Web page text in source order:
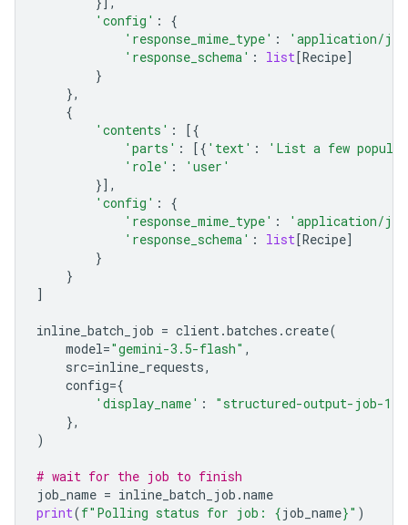
'config' :
{
'response_mime_type' :
'application/
'response_schema' : list[Recipe]
}
},
{
'contents' :
[{
'parts' : [{ 'text' :
'List a few
'role' :
'user'
}],
'config' :
{
'response_mime_type' :
'application/
'response_schema' : list[Recipe]
}
}
]
inline_batch_job = client.batches .create(
model="gemini-3.5-flash" ,
src=inline_requests,
config={
'display_name' :
"structured-output-job-1"
},
)
# wait for the job to finish
job_name = inline_batch_job .name
print(f"Polling status for job: {job_name}" )